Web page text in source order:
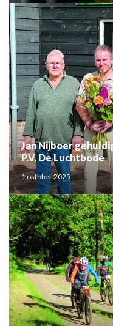
Jan Nijboer
P.V. De Luchtbode
1 oktober 2025